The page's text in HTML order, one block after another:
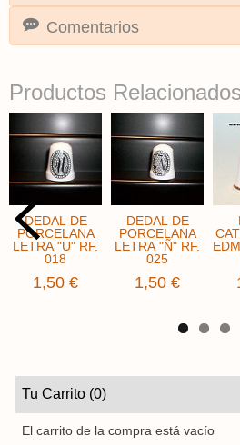
Tu Carrito (0)
El carrito de la compra está vacío
Comentarios
Productos Relacionados
DEDAL DE
PORCELANA
LETRA "U" RF.
018
1,50 €
DEDAL DE
PORCELANA
LETRA "Ñ" RF.
025
1,50 €